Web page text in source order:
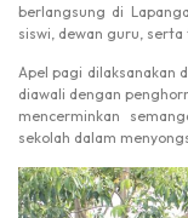
berlangsung di
siswi, dewan guru,
Apel pagi dilaksanakan
diawali dengan
mencerminkan
sekolah dalam